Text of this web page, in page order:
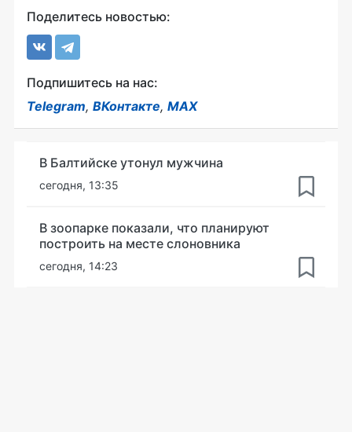
Поделитесь новостью:
Подпишитесь на нас:
Telegram, ВКонтакте, MAX
В Балтийске утонул мужчина
сегодня, 13:35
В зоопарке показали, что планируют
построить на месте слоновника
сегодня, 14:23